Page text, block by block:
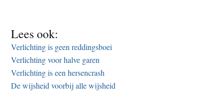
Lees ook:
Verlichting is geen reddingsboei
Verlichting voor halve garen
Verlichting is een hersencrash
De wijsheid voorbij alle wijsheid